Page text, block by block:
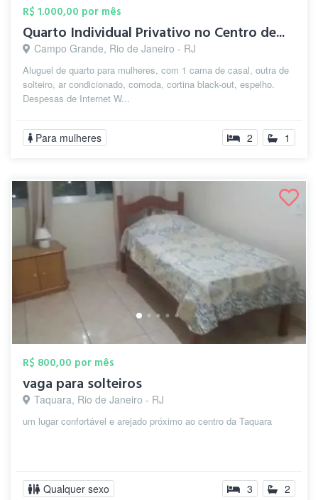
R$ 1.000,00 por mês
Quarto Individual Privativo no Centro de...
Campo Grande, Rio de Janeiro - RJ
Aluguel de quarto para mulheres, com 1 cama de casal, outra de
solteiro, ar condicionado, comoda, cortina black-out, espelho.
Despesas de Internet W...
Para mulheres 2 1
R$ 800,00 por mês
vaga para solteiros
Taquara, Rio de Janeiro - RJ
um lugar confortável e arejado próximo ao centro da Taquara
Qualquer sexo 3 2